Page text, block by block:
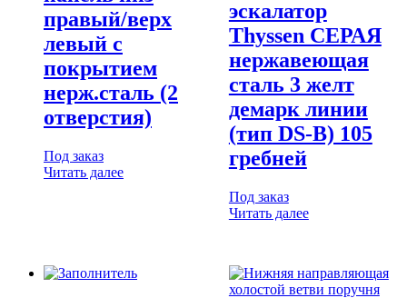
правый/верх
левый с
покрытием
нерж.сталь (2
отверстия)
Под заказ
Читать далее
эскалатор
Thyssen СЕРАЯ
нержавеющая
сталь 3 желт
демарк линии
(тип DS-B) 105
гребней
Под заказ
Читать далее